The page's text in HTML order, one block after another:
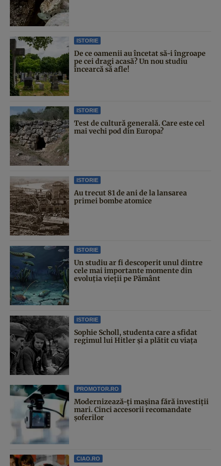
ISTORIE
De ce oamenii au încetat să-i îngroape
pe cei dragi acasă? Un nou studiu
încearcă să afle!
ISTORIE
Test de cultură generală. Care este cel
mai vechi pod din Europa?
ISTORIE
Au trecut 81 de ani de la lansarea
primei bombe atomice
ISTORIE
Un studiu ar fi descoperit unul dintre
cele mai importante momente din
evoluția vieții pe Pământ
ISTORIE
Sophie Scholl, studenta care a sfidat
regimul lui Hitler și a plătit cu viața
PROMOTOR.RO
Modernizează-ți mașina fără investiții
mari. Cinci accesorii recomandate
șoferilor
CIAO.RO